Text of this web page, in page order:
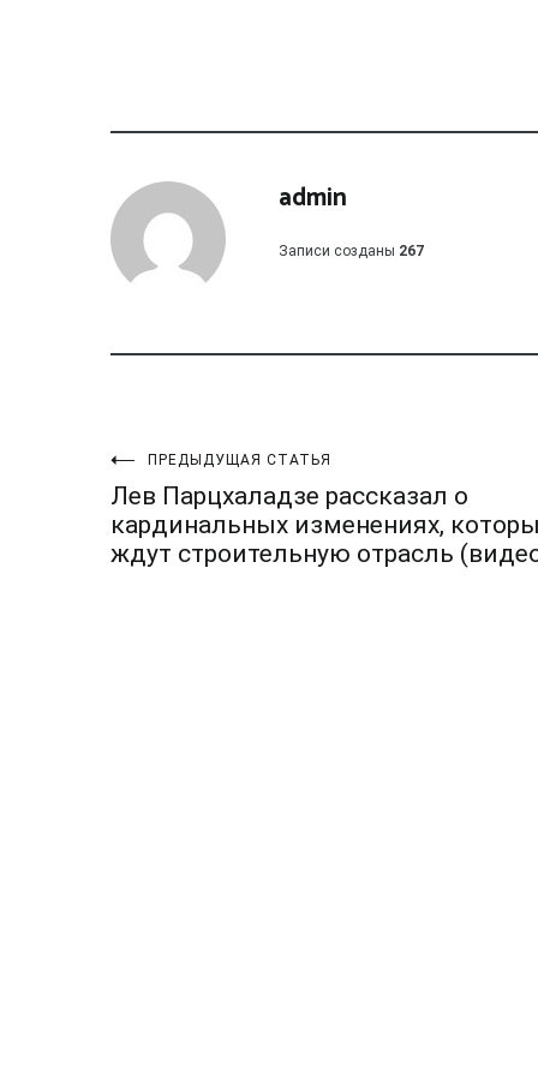
admin
Записи созданы 267
Навигация
по
ПРЕДЫДУЩАЯ СТАТЬЯ
Лев Парцхаладзе рассказал о
кардинальных изменениях,
ждут строительную отрасль